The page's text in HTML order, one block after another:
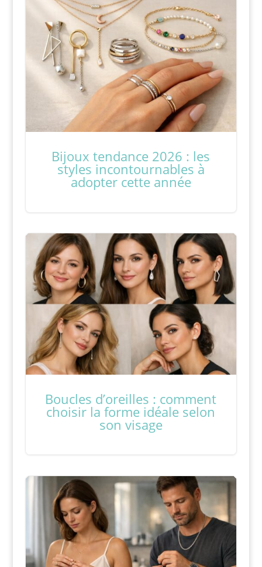
Bijoux tendance 2026 : les
styles incontournables à
adopter cette année
Boucles d’oreilles : comment
choisir la forme idéale selon
son visage